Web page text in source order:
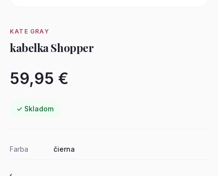
KATE GRAY
kabelka Shopper
59,95 €
✓ Skladom
Farba čierna